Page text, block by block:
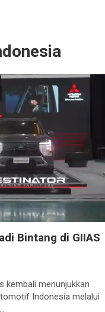
Bintang di GIIAS
kembali menunjukkan
Indonesia melalui